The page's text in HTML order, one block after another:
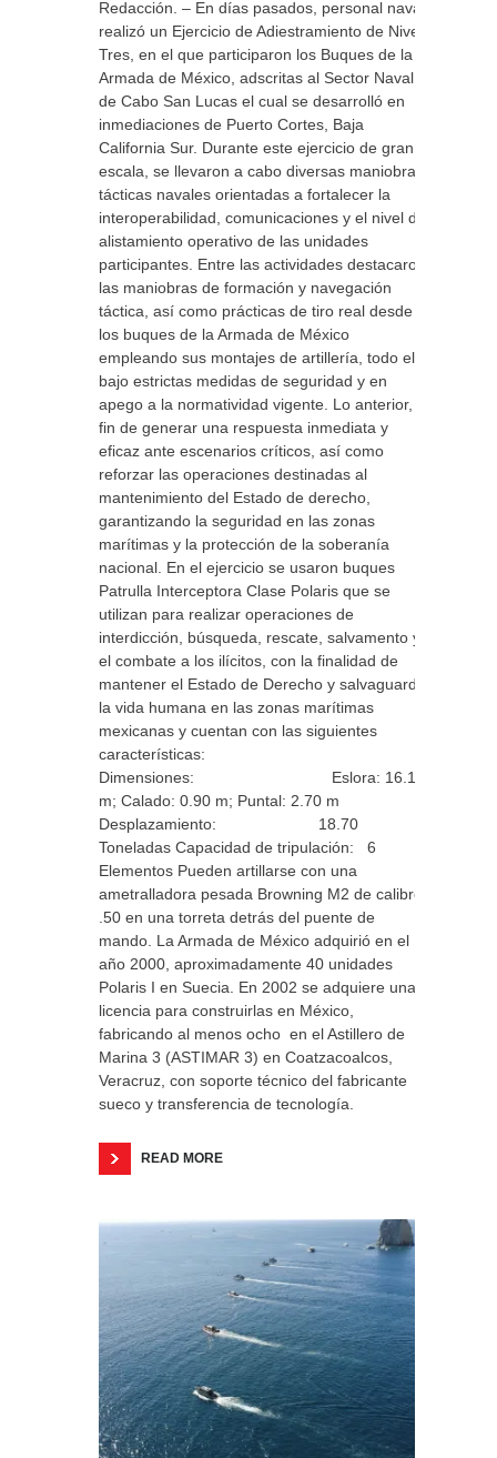
Redacción. – En días pasados, personal naval
realizó un Ejercicio de Adiestramiento de Nivel
Tres, en el que participaron los Buques de la
Armada de México, adscritas al Sector Naval
de Cabo San Lucas el cual se desarrolló en
inmediaciones de Puerto Cortes, Baja
California Sur. Durante este ejercicio de gran
escala, se llevaron a cabo diversas maniobras
tácticas navales orientadas a fortalecer la
interoperabilidad, comunicaciones y el nivel de
alistamiento operativo de las unidades
participantes. Entre las actividades destacaron
las maniobras de formación y navegación
táctica, así como prácticas de tiro real desde
los buques de la Armada de México
empleando sus montajes de artillería, todo ello
bajo estrictas medidas de seguridad y en
apego a la normatividad vigente. Lo anterior, a
fin de generar una respuesta inmediata y
eficaz ante escenarios críticos, así como
reforzar las operaciones destinadas al
mantenimiento del Estado de derecho,
garantizando la seguridad en las zonas
marítimas y la protección de la soberanía
nacional. En el ejercicio se usaron buques
Patrulla Interceptora Clase Polaris que se
utilizan para realizar operaciones de
interdicción, búsqueda, rescate, salvamento y
el combate a los ilícitos, con la finalidad de
mantener el Estado de Derecho y salvaguardar
la vida humana en las zonas marítimas
mexicanas y cuentan con las siguientes
características:
Dimensiones: Eslora: 16.10
m; Calado: 0.90 m; Puntal: 2.70 m
Desplazamiento: 18.70
Toneladas Capacidad de tripulación: 6
Elementos Pueden artillarse con una
ametralladora pesada Browning M2 de calibre
.50 en una torreta detrás del puente de
mando. La Armada de México adquirió en el
año 2000, aproximadamente 40 unidades
Polaris I en Suecia. En 2002 se adquiere una
licencia para construirlas en México,
fabricando al menos ocho en el Astillero de
Marina 3 (ASTIMAR 3) en Coatzacoalcos,
Veracruz, con soporte técnico del fabricante
sueco y transferencia de tecnología.
READ MORE